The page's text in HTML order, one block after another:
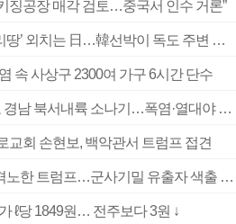
징공장 매각 검토…중국서 인수 거론”
[속보] 여전히 ‘독도는 우리땅’ 외치는 日…韓선박이 독도 주변 해양조사 활동하자 반발
속 사상구 2300여 가구 6시간 단수
부산 울산 경남 구름 많고 경남 북서내륙 소나기…폭염·열대야 계속
교회 손현보, 백악관서 트럼프 접견
‘탄약 부족 사태’ 보도에 격노한 트럼프…군사기밀 유출자 색출 지시
ℓ당 1849원… 전주보다 3원 ↓